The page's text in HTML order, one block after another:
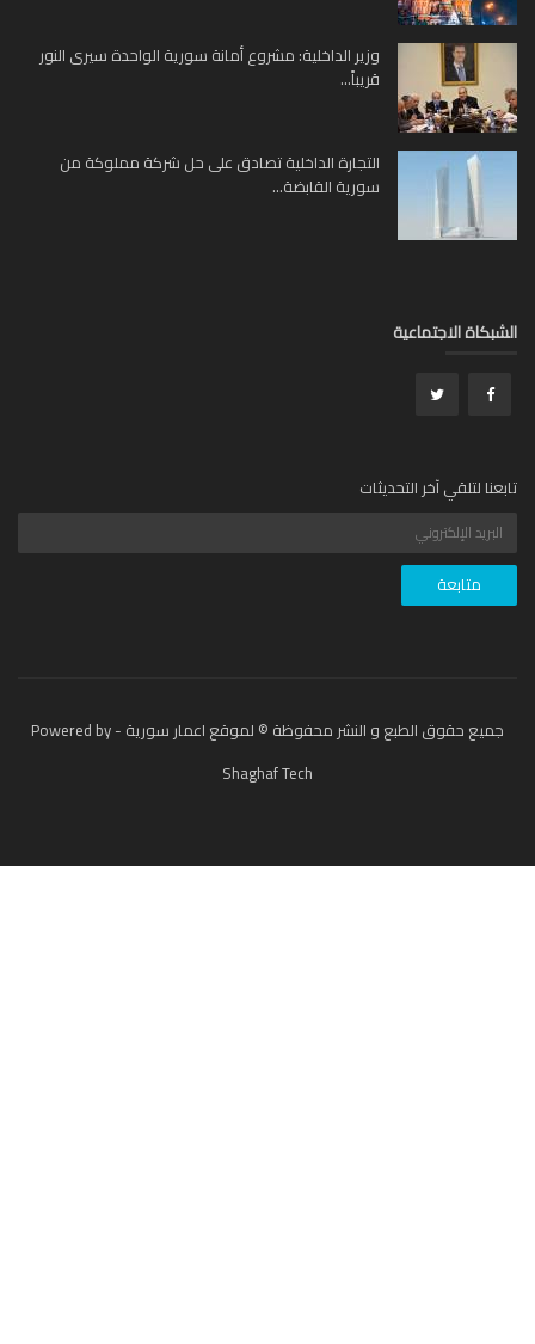
وزير الداخلية: مشروع أمانة سورية الواحدة سيرى النور
قريباً...
التجارة الداخلية تصادق على حل شركة مملوكة من
سورية القابضة...
الاجتماعية
لتلقي آخر التحديثات
جميع حقوق الطبع و النشر محفوظة © لموقع اعمار سورية - Powered by
Shaghaf Tech